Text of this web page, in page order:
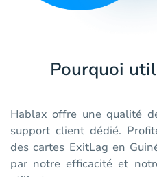
Pourquoi
Hablax offre une qualité
support client dédié.
des cartes ExitLag en
par notre efficacité et